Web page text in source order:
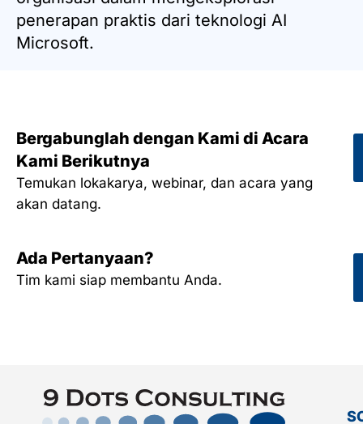
penerapan praktis dari teknologi AI
Microsoft.
Bergabunglah dengan Kami di Acara
Kami Berikutnya
Temukan lokakarya, webinar, dan acara yang
akan datang.
Ada Pertanyaan?
Tim kami siap membantu Anda.